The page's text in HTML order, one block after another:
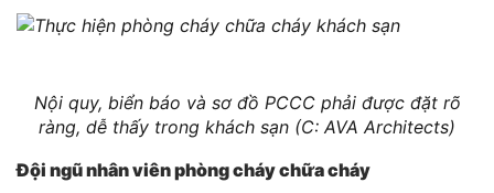
Nội quy, biển báo và sơ đồ PCCC phải được đặt rõ
ràng, dễ thấy trong khách sạn (C: AVA Architects)
Đội ngũ nhân viên phòng cháy chữa cháy